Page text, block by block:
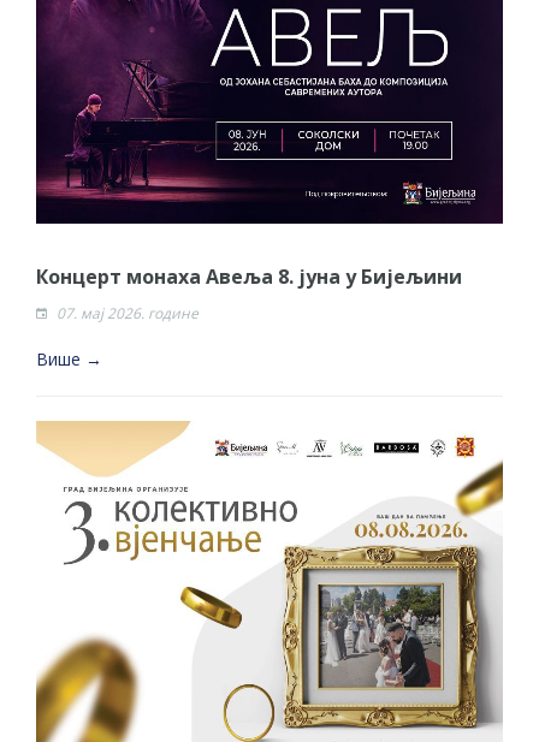
Концерт монаха Авеља 8. јуна у Бијељини
07. мај 2026. године
Више →